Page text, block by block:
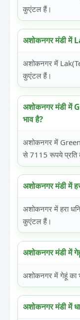
कुएंटल हैं।
अशोकनगर मंडी में
अशोकनगर में
कुएंटल हैं।
अशोकनगर मंडी में
भाव है?
अशोकनगर में
से 7115 रूपये
अशोकनगर मंडी में
अशोकनगर में हरा
कुएंटल हैं।
अशोकनगर मंडी में
अशोकनगर में गेहूं का
अशोकनगर मंडी में